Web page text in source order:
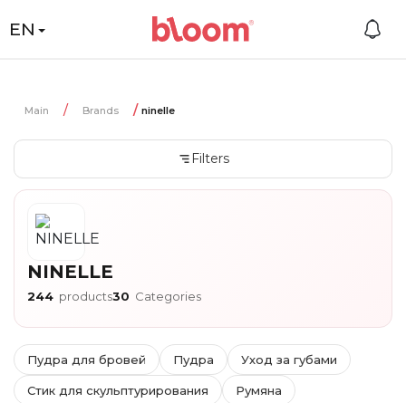
EN
Main Brands ninelle
Filters
NINELLE
244 products30 Categories
Пудра для бровей Пудра Уход за губами
Стик для скульптурирования Румяна